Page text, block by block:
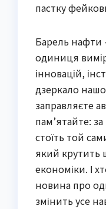
пастку
Барель нафти
одиниця
інновацій,
дзеркало
заправляєте
пам’ятайте:
стоїть той
який крутить
економіки. І
новина про
змінить усе